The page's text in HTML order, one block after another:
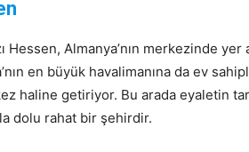
Hessen, Almanya’nın merkezinde
en büyük havalimanına da ev
haline getiriyor. Bu arada eyaletin
dolu rahat bir şehirdir.